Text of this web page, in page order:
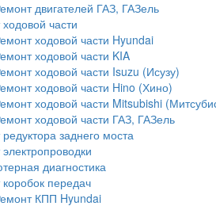
двигателей ГАЗ, ГАЗель
части
ходовой части Hyundai
ходовой части KIA
ходовой части Isuzu (Исузу)
ходовой части Hino (Хино)
ходовой части Mitsubishi
ходовой части ГАЗ, ГАЗель
заднего моста
диагностика
передач
КПП Hyundai